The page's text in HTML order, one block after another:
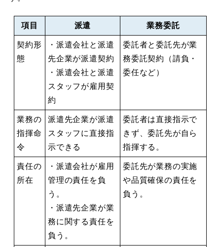
項目 派遣 業務委託
契約形
態
・派遣会社と派遣
先企業が派遣契約
・派遣会社と派遣
スタッフが雇用契
約
委託者と委託先が業
務委託契約（請負・
委任など）
業務の
指揮命
令
派遣先企業が派遣
スタッフに直接指
示できる
委託者は直接指示で
きず、委託先が自ら
指揮する。
責任の
所在
・派遣会社が雇用
管理の責任を負
う。
・派遣先企業が業
務に関する責任を
負う。
委託先が業務の実施
や品質確保の責任を
負う。